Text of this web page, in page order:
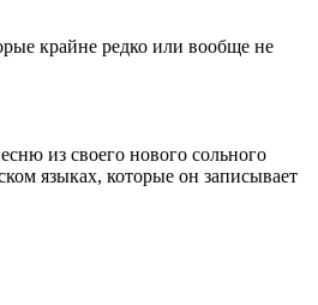
крайне редко или вообще не
из своего нового сольного
языках, которые он записывает